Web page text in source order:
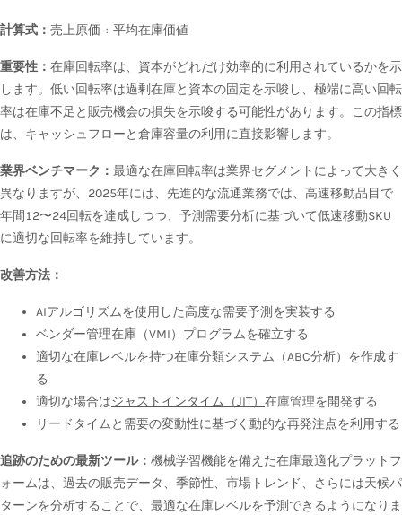
計算式： 売上原価 ÷ 平均在庫価値
重要性： 在庫回転率は、資本がどれだけ効率的に利用されているかを示
します。低い回転率は過剰在庫と資本の固定を示唆し、極端に高い回転
率は在庫不足と販売機会の損失を示唆する可能性があります。この指標
は、キャッシュフローと倉庫容量の利用に直接影響します。
業界ベンチマーク： 最適な在庫回転率は業界セグメントによって大きく
異なりますが、2025年には、先進的な流通業務では、高速移動品目で
年間12〜24回転を達成しつつ、予測需要分析に基づいて低速移動SKU
に適切な回転率を維持しています。
改善方法：
AIアルゴリズムを使用した高度な需要予測を実装する
ベンダー管理在庫（VMI）プログラムを確立する
適切な在庫レベルを持つ在庫分類システム（ABC分析）を作成す
る
適切な場合はジャストインタイム（JIT） 在庫管理を開発する
リードタイムと需要の変動性に基づく動的な再発注点を利用する
追跡のための最新ツール： 機械学習機能を備えた在庫最適化プラットフ
ォームは、過去の販売データ、季節性、市場トレンド、さらには天候パ
ターンを分析することで、最適な在庫レベルを予測できるようになりま